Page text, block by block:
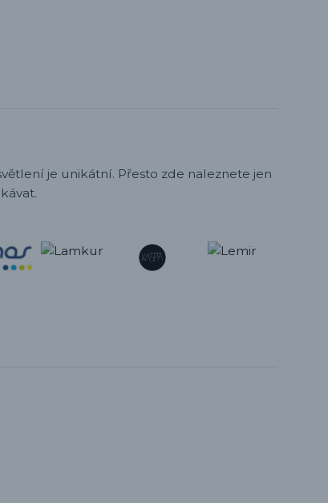
je unikátní. Přesto zde naleznete jen